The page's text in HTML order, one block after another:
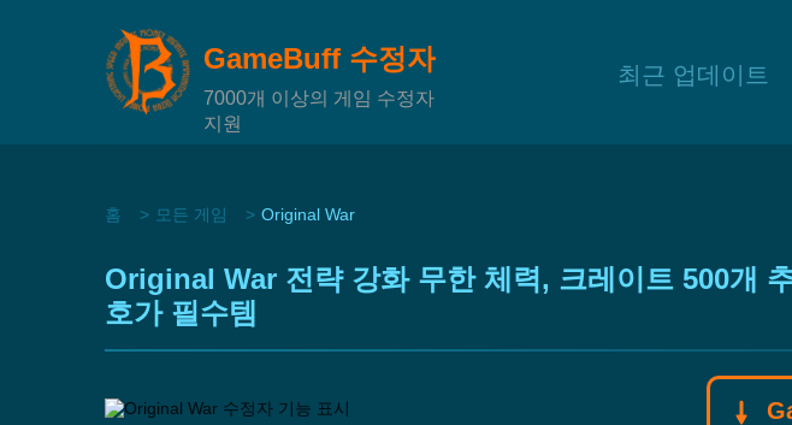
GameBuff 수정자
7000개 이상의 게임 수정자
지원
최근 업데이트
홈 모든 게임 Original War
Original War 전략 강화 무한 체력, 크레이트 500개
호가 필수템